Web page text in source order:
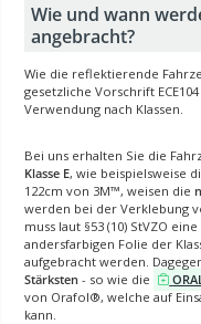
Wie und wann
angebracht?
Wie die reflektierende
gesetzliche Vorschrift
Verwendung nach Klassen.
Bei uns erhalten Sie die
Klasse E, wie beispielsweise
122cm von 3M™, weisen die
werden bei der Verklebung
muss laut §53 (10) StVZO eine
andersfarbigen Folie der
aufgebracht werden.
Stärksten - so wie die
von Orafol®, welche auf
kann.